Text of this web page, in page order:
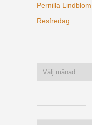
Pernilla Lindblom
Resfredag